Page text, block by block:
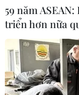
59 năm
triển hơn nữa